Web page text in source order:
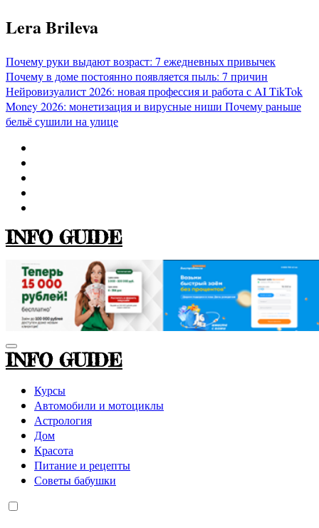
Перейти
к
Lera Brileva
Почему руки выдают возраст: 7 ежедневных привычек
Почему в доме постоянно появляется пыль: 7 причин
Нейровизуалист 2026: новая профессия и работа с AITikTok
Money 2026: монетизация и вирусные ниши Почему раньше
бельё сушили на улице
INFO GUIDE
INFO GUIDE
Курсы
Автомобили и мотоциклы
Астрология
Дом
Красота
Питание и рецепты
Советы бабушки